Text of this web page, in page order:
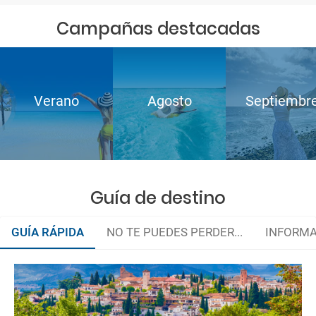
Campañas destacadas
Verano Agosto
Guía de destino
GUÍA RÁPIDA NO TE PUEDES PERDER...
Arte en cada rincón
Organiza tu viaje
La documentación de tu reserva te será enviada por mail en el